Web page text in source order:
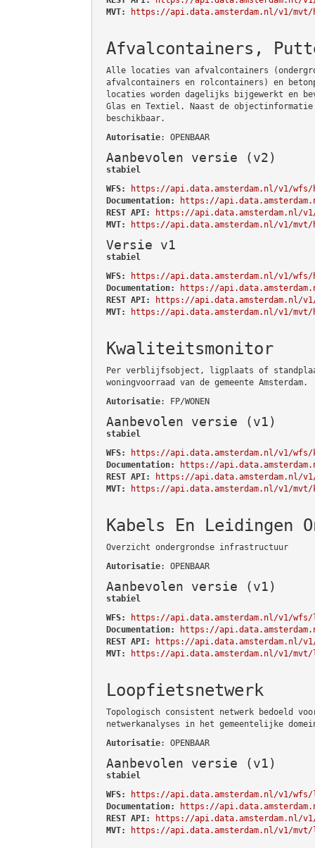
MVT:
https://api.data.amsterdam.nl/v1/mvt/
Afvalcontainers,
Alle locaties van afvalcontainers
afvalcontainers en rolcontainers) en
locaties worden dagelijks bijgewerkt en
Glas en Textiel. Naast de objectinformatie
beschikbaar.
Autorisatie: OPENBAAR
Aanbevolen versie (v2)
stabiel
WFS:
https://api.data.amsterdam.nl/v1/
Documentation:
https://
REST API:
https://api.data.amsterdam.nl/
MVT:
https://api.data.amsterdam.nl/v1/
Versie v1
stabiel
WFS:
https://api.data.amsterdam.nl/v1/
Documentation:
https://
REST API:
https://api.data.amsterdam.nl/
MVT:
https://api.data.amsterdam.nl/v1/
Kwaliteitsmonitor
Per verblijfsobject, ligplaats of
woningvoorraad van de gemeente Amsterdam.
Autorisatie: FP/WONEN
Aanbevolen versie (v1)
stabiel
WFS:
https://api.data.amsterdam.nl/v1/
Documentation:
https://
REST API:
https://api.data.amsterdam.nl/
MVT:
https://api.data.amsterdam.nl/v1/
Kabels En Leidingen
Overzicht ondergrondse infrastructuur
Autorisatie: OPENBAAR
Aanbevolen versie (v1)
stabiel
WFS:
https://api.data.amsterdam.nl/v1/
Documentation:
https://
REST API:
https://api.data.amsterdam.nl/
MVT:
https://api.data.amsterdam.nl/v1/
Loopfietsnetwerk
Topologisch consistent netwerk bedoeld
netwerkanalyses in het gemeentelijke
Autorisatie: OPENBAAR
Aanbevolen versie (v1)
stabiel
WFS:
https://api.data.amsterdam.nl/v1/
Documentation:
https://
REST API:
https://api.data.amsterdam.nl/
MVT:
https://api.data.amsterdam.nl/v1/